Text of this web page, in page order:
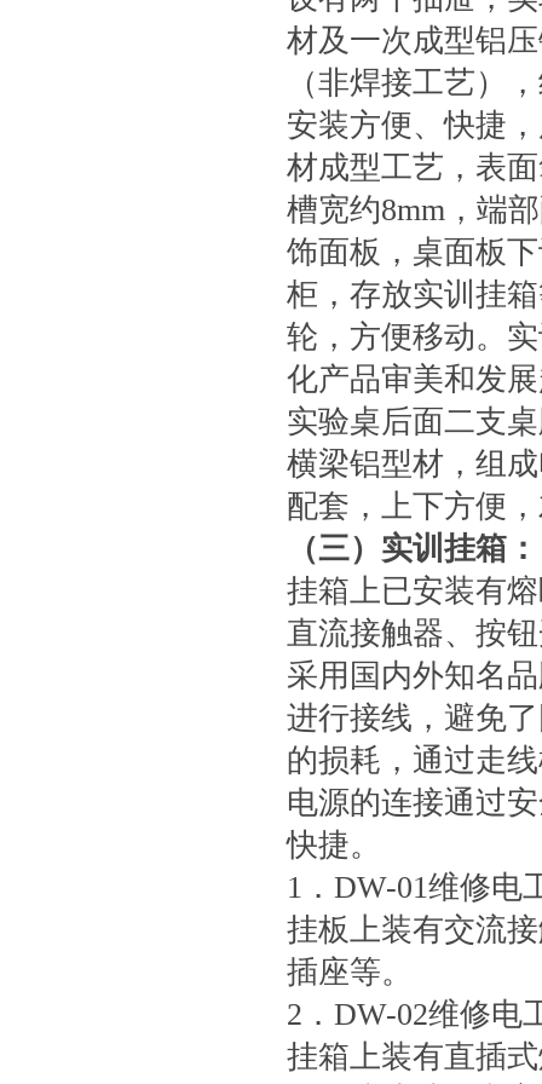
材及一次成型铝
（非焊接工艺）
安装方便、快捷
材成型工艺，表
槽宽约8mm，端
饰面板，桌面板
柜，存放实训挂
轮，方便移动。
化产品审美和发
实验桌后面二支
横梁铝型材，组
配套，上下方便
（三）实训挂箱 ：
挂箱上已安装有
直流接触器、按
采用国内外知名
进行接线，避免
的损耗，通过走
电源的连接通过
快捷。
1．DW-01维修电
挂板上装有交流
插座等。
2．DW-02维修电
挂箱上装有直插